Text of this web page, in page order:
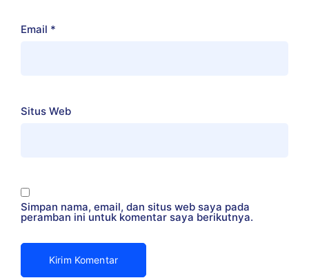
Email *
Situs Web
Simpan nama, email, dan situs web saya pada
peramban ini untuk komentar saya berikutnya.